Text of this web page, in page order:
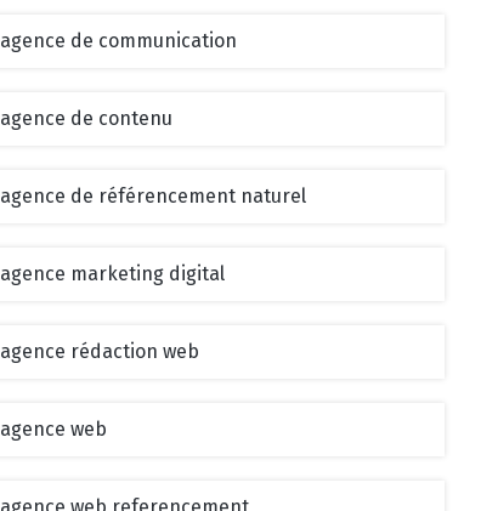
agence de communication
agence de contenu
agence de référencement naturel
agence marketing digital
agence rédaction web
agence web